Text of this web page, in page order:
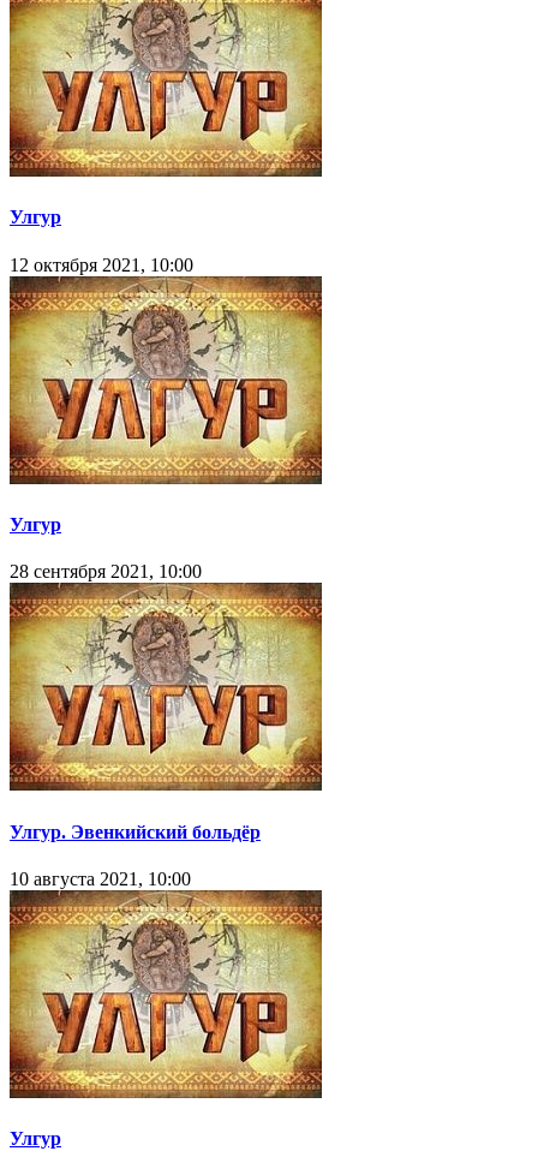
Улгур
12 октября 2021, 10:00
Улгур
28 сентября 2021, 10:00
Улгур. Эвенкийский больдёр
10 августа 2021, 10:00
Улгур